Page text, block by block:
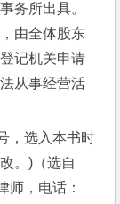
务所出具。
由全体股东
记机关申请
从事经营活
，选入本书时
。)（选自
师，电话：